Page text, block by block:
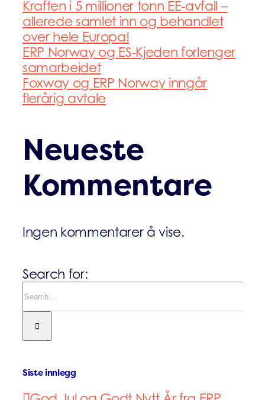
Kraften i 5 millioner tonn EE-avfall –
allerede samlet inn og behandlet
over hele Europa!
ERP Norway og ES-Kjeden forlenger
samarbeidet
Foxway og ERP Norway inngår
flerårig avtale
Neueste
Kommentare
Ingen kommentarer å vise.
Search for:
Siste innlegg